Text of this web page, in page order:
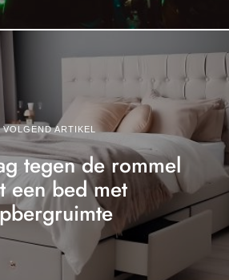
VOLGEND ARTIKEL
tegen de rommel
een bed met